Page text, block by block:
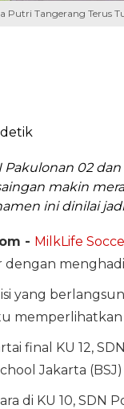
Putri Tangerang Terus
detik
Pakulonan 02
makin
ini dinilai
- MilkLife
dengan
yang
final KU 12,
Jakarta
di KU 10, SDN